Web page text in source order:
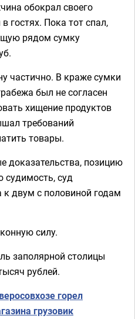
обокрал своего
гостях. Пока тот спал,
рядом сумку
частично. В краже сумки
был не согласен
хищение продуктов
требований
товары.
доказательства, позицию
судимость, суд
двум с половиной годам
силу.
заполярной столицы
рублей.
горел
грузовик